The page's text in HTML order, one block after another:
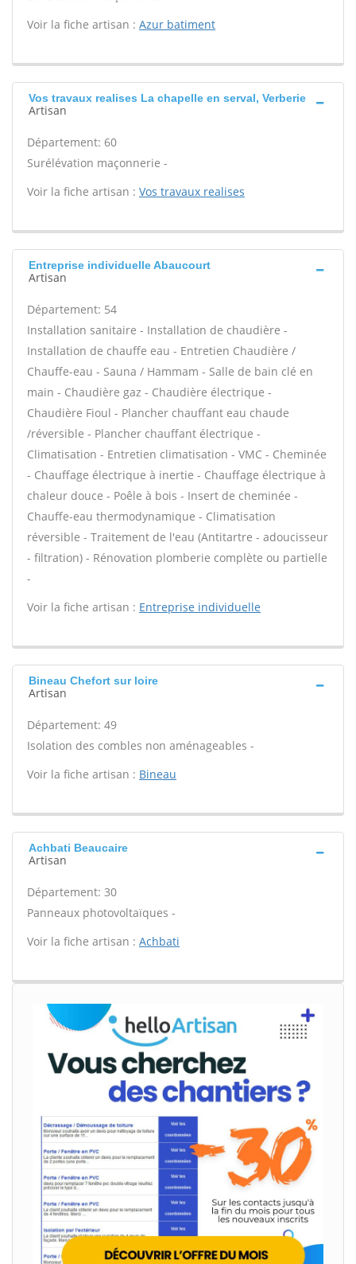
Voir la fiche artisan : Azur batiment
Vos travaux realises La chapelle en serval, Verberie
Artisan
Département: 60
Surélévation maçonnerie -
Voir la fiche artisan : Vos travaux realises
Entreprise individuelle Abaucourt
Artisan
Département: 54
Installation sanitaire - Installation de chaudière -
Installation de chauffe eau - Entretien Chaudière /
Chauffe-eau - Sauna / Hammam - Salle de bain clé en
main - Chaudière gaz - Chaudière électrique -
Chaudière Fioul - Plancher chauffant eau chaude
/réversible - Plancher chauffant électrique -
Climatisation - Entretien climatisation - VMC - Cheminée
- Chauffage électrique à inertie - Chauffage électrique à
chaleur douce - Poêle à bois - Insert de cheminée -
Chauffe-eau thermodynamique - Climatisation
réversible - Traitement de l'eau (Antitartre - adoucisseur
- filtration) - Rénovation plomberie complète ou partielle
-
Voir la fiche artisan : Entreprise individuelle
Bineau Chefort sur loire
Artisan
Département: 49
Isolation des combles non aménageables -
Voir la fiche artisan : Bineau
Achbati Beaucaire
Artisan
Département: 30
Panneaux photovoltaïques -
Voir la fiche artisan : Achbati